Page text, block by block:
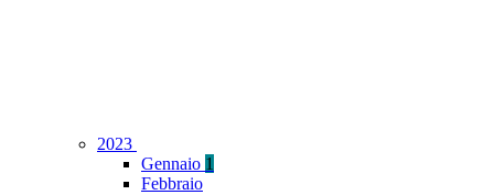
2023
Gennaio 1
Febbraio